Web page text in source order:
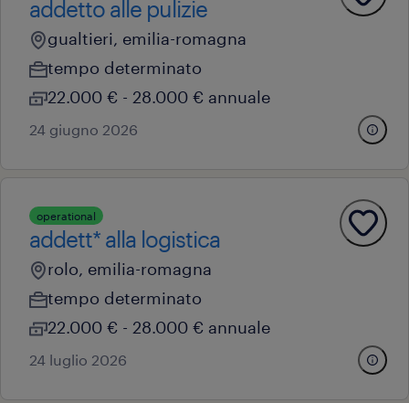
addetto alle pulizie
gualtieri, emilia-romagna
tempo determinato
22.000 € - 28.000 € annuale
24 giugno 2026
operational
addett* alla logistica
rolo, emilia-romagna
tempo determinato
22.000 € - 28.000 € annuale
24 luglio 2026